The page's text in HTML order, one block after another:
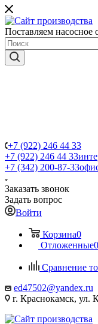
Поставляем насосное
+7 (922) 246 44 33
+7 (922) 246 44 33
+7 (342) 200-87-33
Заказать звонок
Задать вопрос
Войти
Корзина0
Отложенные0
Сравнение
ed47502@yandex.ru
г. Краснокамск, ул.